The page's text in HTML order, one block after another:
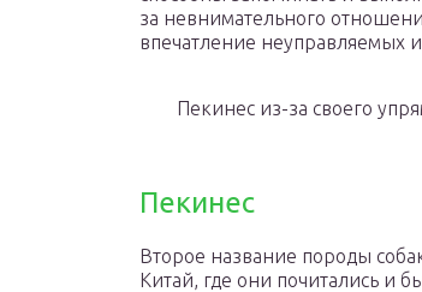
за невнимательного
впечатление неуправляемых
Пекинес из-за своего
Пекинес
Второе название породы
Китай, где они почитались и